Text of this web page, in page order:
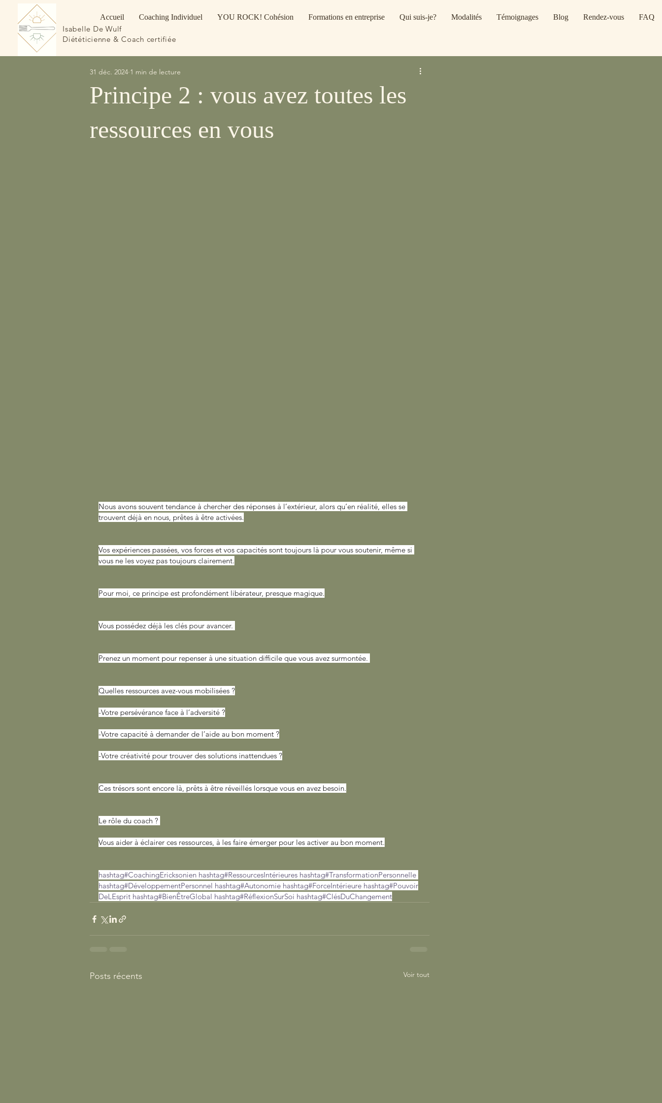
Isabelle De Wulf
Diététicienne & Coach certifiée
Accueil Coaching Individuel YOU ROCK! Cohésion Formations en entreprise Qui suis-je? Modalités Témoignages Blog Rendez-vous FAQ
Principe 2 : vous avez toutes les
ressources en vous
31 déc. 2024 1 min de lecture
Nous avons souvent tendance à chercher des réponses à l’extérieur, alors qu’en réalité, elles se
trouvent déjà en nous, prêtes à être activées.
Vos expériences passées, vos forces et vos capacités sont toujours là pour vous soutenir, même si
vous ne les voyez pas toujours clairement.
Pour moi, ce principe est profondément libérateur, presque magique.
Vous possédez déjà les clés pour avancer.
Prenez un moment pour repenser à une situation difficile que vous avez surmontée.
Quelles ressources avez-vous mobilisées ?
-Votre persévérance face à l’adversité ?
-Votre capacité à demander de l’aide au bon moment ?
-Votre créativité pour trouver des solutions inattendues ?
Ces trésors sont encore là, prêts à être réveillés lorsque vous en avez besoin.
Le rôle du coach ?
Vous aider à éclairer ces ressources, à les faire émerger pour les activer au bon moment.
hashtag#CoachingEricksonien hashtag#RessourcesIntérieures hashtag#TransformationPersonnelle
hashtag#DéveloppementPersonnel hashtag#Autonomie hashtag#ForceIntérieure hashtag#Pouvoir
DeLEsprit hashtag#BienÊtreGlobal hashtag#RéflexionSurSoi hashtag#ClésDuChangement
Posts récents Voir tout